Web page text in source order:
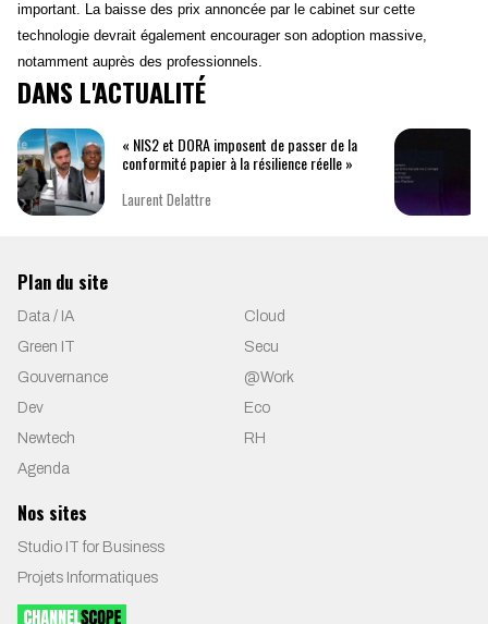
important. La baisse des prix annoncée par le cabinet sur cette
technologie devrait également encourager son adoption massive,
notamment auprès des professionnels.
DANS L'ACTUALITÉ
« NIS2 et DORA imposent de passer de la
conformité papier à la résilience réelle »
Laurent Delattre
Plan du site
Data / IA
Cloud
Green IT
Secu
Gouvernance
@Work
Dev
Eco
Newtech
RH
Agenda
Nos sites
Studio IT for Business
Projets Informatiques